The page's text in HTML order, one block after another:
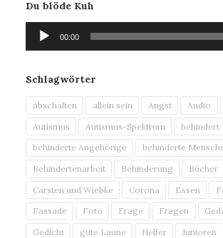
Du blöde Kuh
Audio-
Player
00:00
Schlagwörter
abschalten allein sein Angst Audio
Autismus
Autismus-Spektrum
behindert
behinderte Angehörige
behinderte
Behindertenarbeit
Behinderung Bücher
Carsten und Wiebke
Corona Essen
Fassade
Foto Frage Fragen
Gedicht
gute Laune Helfer Junioren